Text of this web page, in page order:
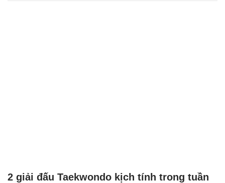
2 giải đấu Taekwondo kịch tính trong tuần